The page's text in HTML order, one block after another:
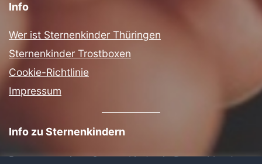
Info
Wer ist Sternenkinder Thüringen
Sternenkinder Trostboxen
Cookie-Richtlinie
Impressum
Info zu Sternenkindern
Bestattung eines Sternenkindes in Deutschland